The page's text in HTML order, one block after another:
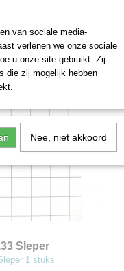
Sleper
1 stuks
van sociale media-
verlenen we onze sociale
u onze site gebruikt. Zij
die zij mogelijk hebben
Nee, niet akkoord